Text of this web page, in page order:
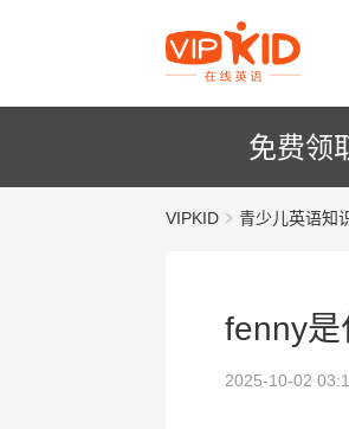
免费领
VIPKID 青少儿英语知
fenny是
2025-10-02